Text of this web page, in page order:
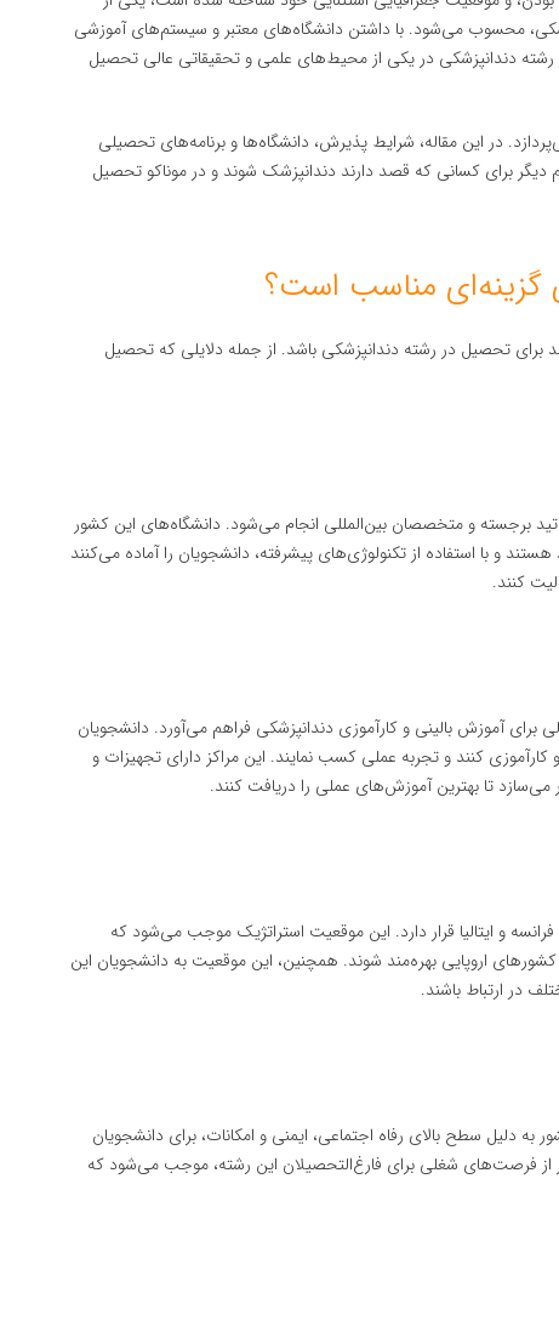
محسوب می‌شود. با داشتن دانشگاه‌های معتبر و سیستم‌های آموزشی
رشته دندانپزشکی در یکی از محیط‌های علمی و تحقیقاتی عالی تحصیل
در این مقاله، شرایط پذیرش، دانشگاه‌ها و برنامه‌های تحصیلی
برای کسانی که قصد دارند دندانپزشک شوند و در موناکو تحصیل
گزینه‌ای مناسب است؟
برای تحصیل در رشته دندانپزشکی باشد. از جمله دلایلی که تحصیل
برجسته و متخصصان بین‌المللی انجام می‌شود. دانشگاه‌های این کشور
و با استفاده از تکنولوژی‌های پیشرفته، دانشجویان را آماده می‌کنند
کنند.
برای آموزش بالینی و کارآموزی دندانپزشکی فراهم می‌آورد. دانشجویان
کنند و تجربه عملی کسب نمایند. این مراکز دارای تجهیزات و
می‌سازد تا بهترین آموزش‌های عملی را دریافت کنند.
و ایتالیا قرار دارد. این موقعیت استراتژیک موجب می‌شود که
اروپایی بهره‌مند شوند. همچنین، این موقعیت به دانشجویان این
در ارتباط باشند.
دلیل سطح بالای رفاه اجتماعی، ایمنی و امکانات، برای دانشجویان
از فرصت‌های شغلی برای فارغ‌التحصیلان این رشته، موجب می‌شود که